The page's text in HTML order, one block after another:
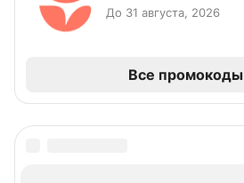
До 31 августа, 2026
Все промокоды